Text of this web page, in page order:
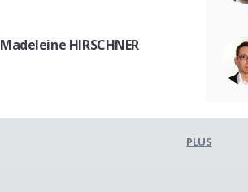
Madeleine HIRSCHNER
PLUS